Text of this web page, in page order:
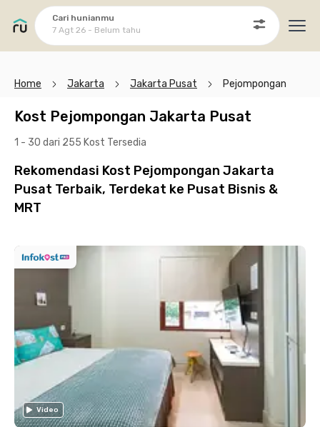
Cari hunianmu
7 Agt 26 - Belum tahu
Home Jakarta Jakarta Pusat Pejompongan
Kost Pejompongan Jakarta Pusat
1 - 30 dari 255 Kost Tersedia
Rekomendasi Kost Pejompongan Jakarta
Pusat Terbaik, Terdekat ke Pusat Bisnis &
MRT
Video